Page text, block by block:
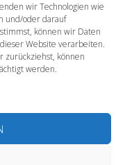
wir Technologien wie
und/oder darauf
können wir Daten
Website verarbeiten.
zurückziehst, können
werden.